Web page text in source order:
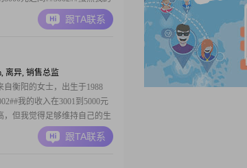
但我一直在努力提升自己
体贴，喜欢美妆护肤和时尚穿
跟TA联系
离异, 销售总监
自衡阳的女士，出生于1988
我的收入在3001到5000元
，但我觉得足够维持自己的生
是高中及以下，但我相信，生
书本上的知识更重要##3002##
跟TA联系